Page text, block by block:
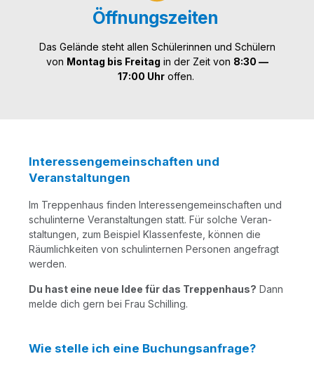
Öffnungszeiten
Das Gelän­de steht allen Schü­le­rin­nen und Schü­lern
von Mon­tag bis Frei­tag in der Zeit von 8:30 —
17:00 Uhroffen.
Interessengemeinschaften und
Veranstaltungen
Im Trep­pen­haus fin­den Inter­es­sen­ge­mein­schaf­ten und
schul­in­ter­ne Ver­an­stal­tun­gen statt. Für sol­che Ver­an­
stal­tun­gen, zum Bei­spiel Klas­sen­fes­te, kön­nen die
Räum­lich­kei­ten von schul­in­ter­nen Per­so­nen ange­fragt
werden.
Du hast eine neue Idee für das Trep­pen­haus? Dann
mel­de dich gern bei Frau Schilling.
Wie stelle ich eine Buchungsanfrage?